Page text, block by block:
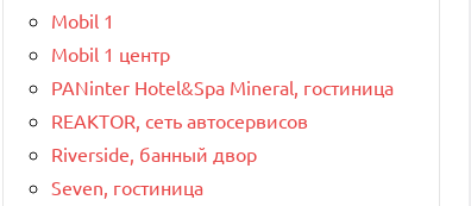
Mobil 1
Mobil 1 центр
PANinter Hotel&Spa Mineral, гостиница
REAKTOR, сеть автосервисов
Riverside, банный двор
Seven, гостиница